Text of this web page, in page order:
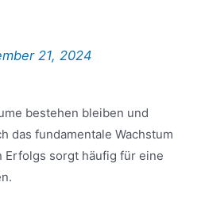
21, 2024
bestehen bleiben und
das fundamentale Wachstum
Erfolgs sorgt häufig für eine